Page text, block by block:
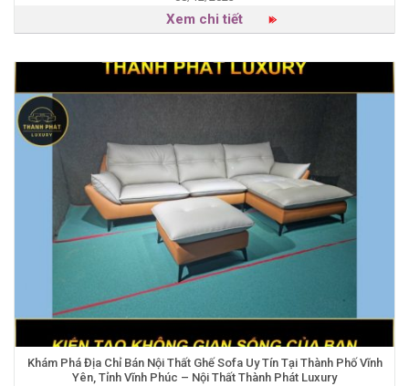
Xem chi tiết
Khám Phá Địa Chỉ Bán Nội Thất Ghế Sofa Uy Tín Tại Thành Phố Vĩnh
Yên, Tỉnh Vĩnh Phúc – Nội Thất Thành Phát Luxury